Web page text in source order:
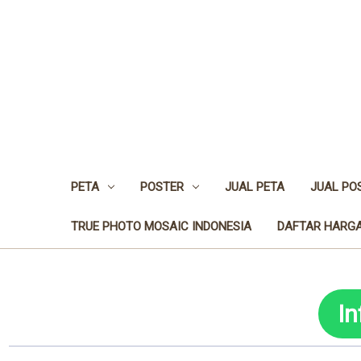
PETA POSTER JUAL PETA JUAL
TRUE PHOTO MOSAIC INDONESIA DAFTAR